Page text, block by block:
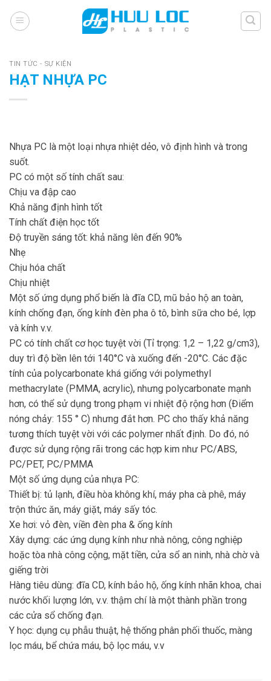
TIN TỨC - SỰ KIỆN
HẠT NHỰA PC
Nhựa PC là một loại nhựa nhiệt dẻo, vô định hình và trong
suốt.
PC có một số tính chất sau:
Chịu va đập cao
Khả năng định hình tốt
Tính chất điện học tốt
Độ truyền sáng tốt: khả năng lên đến 90%
Nhẹ
Chịu hóa chất
Chịu nhiệt
Một số ứng dụng phổ biến là đĩa CD, mũ bảo hộ an toàn,
kính chống đạn, ống kính đèn pha ô tô, bình sữa cho bé, lợp
và kính v.v.
PC có tính chất cơ học tuyệt vời (Tỉ trọng: 1,2 – 1,22 g/cm3),
duy trì độ bền lên tới 140°C và xuống đến -20°C. Các đặc
tính của polycarbonate khá giống với polymethyl
methacrylate (PMMA, acrylic), nhưng polycarbonate mạnh
hơn, có thể sử dụng trong phạm vi nhiệt độ rộng hơn (Điểm
nóng chảy: 155 ° C) nhưng đắt hơn. PC cho thấy khả năng
tương thích tuyệt vời với các polymer nhất định. Do đó, nó
được sử dụng rộng rãi trong các hợp kim như PC/ABS,
PC/PET, PC/PMMA
Một số ứng dụng của nhựa PC:
Thiết bị: tủ lạnh, điều hòa không khí, máy pha cà phê, máy
trộn thức ăn, máy giặt, máy sấy tóc.
Xe hơi: vỏ đèn, viền đèn pha & ống kính
Xây dựng: các ứng dụng kính như nhà nông, công nghiệp
hoặc tòa nhà công cộng, mặt tiền, cửa sổ an ninh, nhà chờ và
giếng trời
Hàng tiêu dùng: đĩa CD, kính bảo hộ, ống kính nhãn khoa, chai
nước khối lượng lớn, v.v. thậm chí là một thành phần trong
các cửa sổ chống đạn.
Y học: dụng cụ phẫu thuật, hệ thống phân phối thuốc, màng
lọc máu, bể chứa máu, bộ lọc máu, v.v